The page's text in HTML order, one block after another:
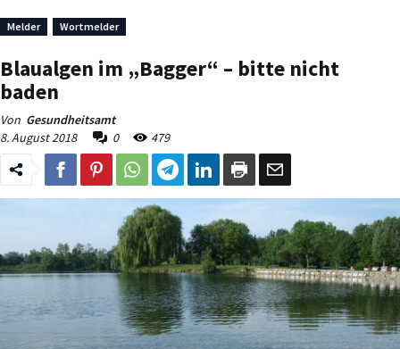
Melder Wortmelder
Blaualgen im „Bagger“ – bitte nicht
baden
Von Gesundheitsamt
8. August 2018
0 479